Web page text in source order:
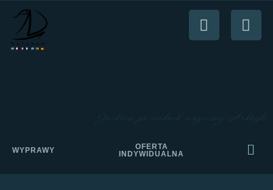
WYPRAWY
OFERTA
INDYWIDUALNA